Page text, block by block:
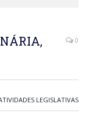
0
LEGISLATIVAS